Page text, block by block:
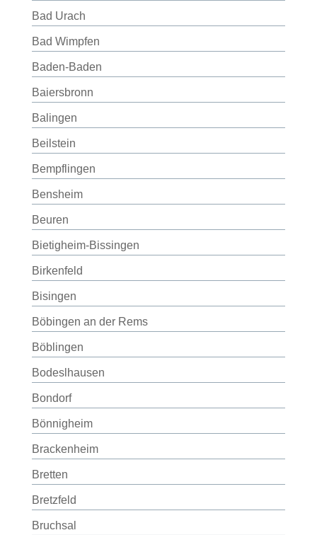
Bad Urach
Bad Wimpfen
Baden-Baden
Baiersbronn
Balingen
Beilstein
Bempflingen
Bensheim
Beuren
Bietigheim-Bissingen
Birkenfeld
Bisingen
Böbingen an der Rems
Böblingen
Bodeslhausen
Bondorf
Bönnigheim
Brackenheim
Bretten
Bretzfeld
Bruchsal